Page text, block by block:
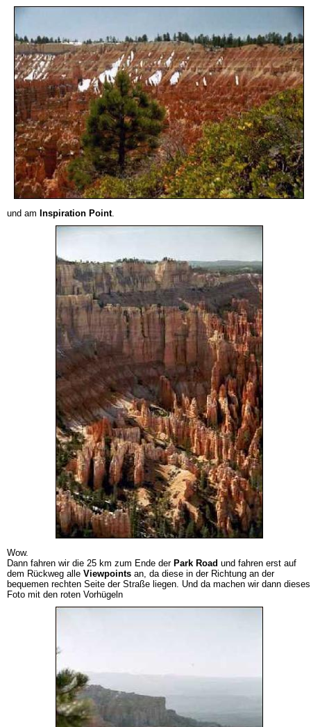
und am Inspiration Point.
Wow.
Dann fahren wir die 25 km zum Ende der Park Road und fahren erst auf
dem Rückweg alle Viewpoints an, da diese in der Richtung an der
bequemen rechten Seite der Straße liegen. Und da machen wir dann dieses
Foto mit den roten Vorhügeln